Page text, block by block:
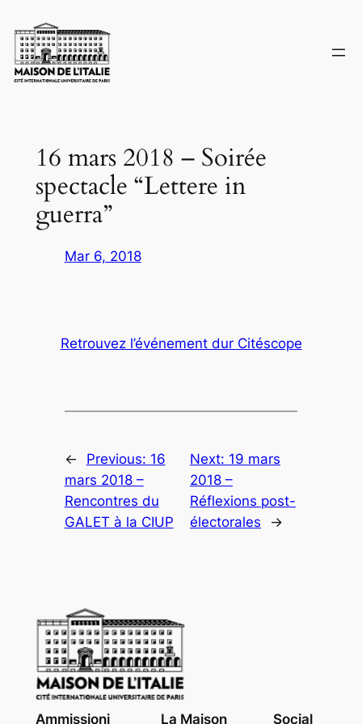
to
content
16 mars 2018 – Soirée
spectacle “Lettere in
guerra”
Mar 6, 2018
Retrouvez l’événement dur Citéscope
← Previous: 16
mars 2018 –
Rencontres du
GALET à la CIUP
Next: 19 mars
2018 –
Réflexions post-
électorales
→
Ammissioni La Maison Social